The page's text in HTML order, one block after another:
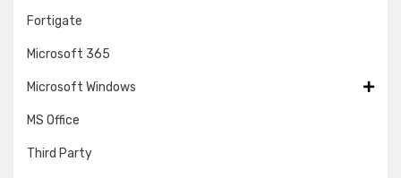
Fortigate
Microsoft 365
Microsoft Windows
MS Office
Third Party